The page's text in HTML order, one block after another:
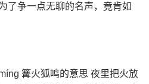
了争一点无聊的名声，竟肯如
篝火狐鸣的意思 夜里把火放